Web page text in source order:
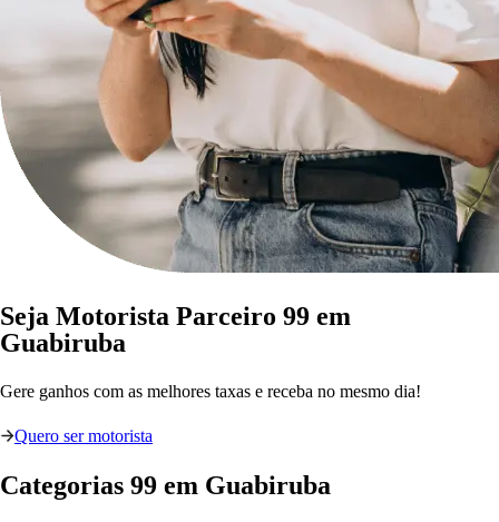
Seja Motorista Parceiro 99 em
Guabiruba
Gere ganhos com as melhores taxas e receba no mesmo dia!
Quero ser motorista
Categorias 99 em Guabiruba